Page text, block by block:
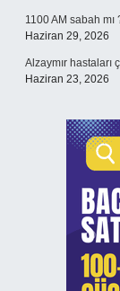
1100 AM sabah mı
Haziran 29, 2026
Alzaymır hastaları
Haziran 23, 2026